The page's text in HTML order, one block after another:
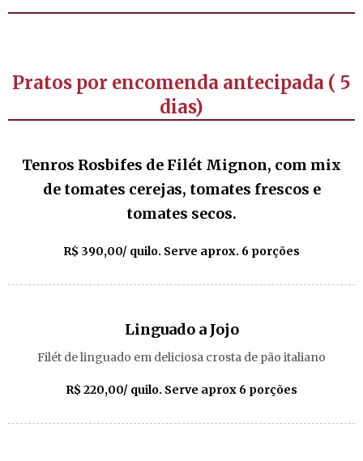
Pratos por encomenda antecipada ( 5
dias)
Tenros Rosbifes de Filét Mignon, com mix
de tomates cerejas, tomates frescos e
tomates secos.
R$ 390,00/ quilo. Serve aprox. 6 porções
Linguado a Jojo
Filét de linguado em deliciosa crosta de pão italiano
R$ 220,00/ quilo. Serve aprox 6 porções